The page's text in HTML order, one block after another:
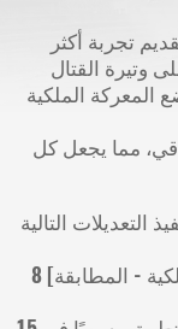
تجربة أكثر
وتيرة القتال
المعركة الملكية
مما يجعل كل
التعديلات التالية
8 يناير: التنفيذ المبكر في أوضاع [المعركة الملكية - المطابقة]